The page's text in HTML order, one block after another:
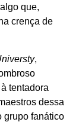
que,
crença de
,
tentadora
dessa
grupo fanático